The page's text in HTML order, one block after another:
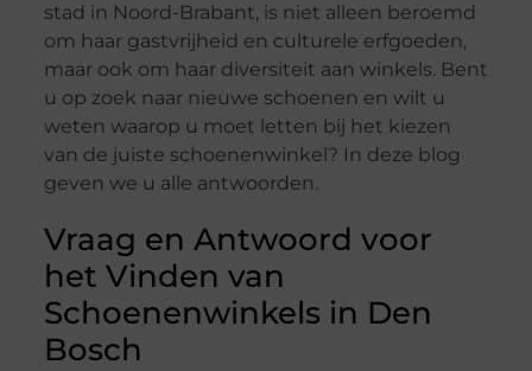
stad in Noord-Brabant, is niet alleen beroemd
om haar gastvrijheid en culturele erfgoeden,
maar ook om haar diversiteit aan winkels. Bent
u op zoek naar nieuwe schoenen en wilt u
weten waarop u moet letten bij het kiezen
van de juiste schoenenwinkel? In deze blog
geven we u alle antwoorden.
Vraag en Antwoord voor
het Vinden van
Schoenenwinkels in Den
Bosch